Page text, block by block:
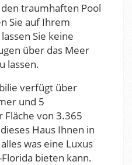
traumhaften Pool
Sie auf Ihrem
Sie keine
über das Meer
lassen.
verfügt über
und 5
von 3.365
Haus Ihnen in
was eine Luxus
bieten kann.